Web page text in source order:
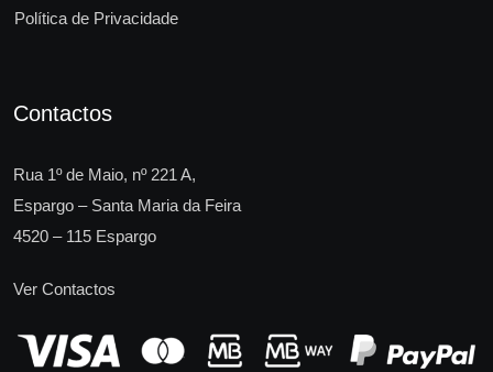
Política de Privacidade
Contactos
Rua 1º de Maio, nº 221 A,
Espargo – Santa Maria da Feira
4520 – 115 Espargo
Ver Contactos